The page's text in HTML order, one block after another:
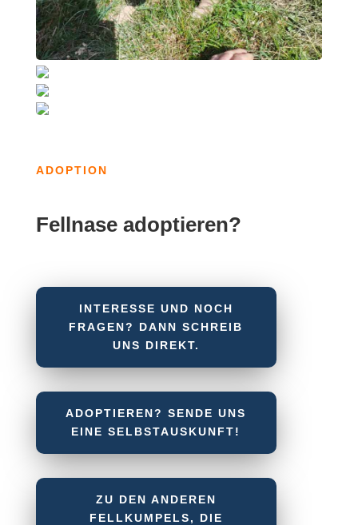
ADOPTION
Fellnase adoptieren?
INTERESSE UND NOCH
FRAGEN? DANN SCHREIB
UNS DIREKT.
ADOPTIEREN? SENDE UNS
EINE SELBSTAUSKUNFT!
ZU DEN ANDEREN
FELLKUMPELS, DIE